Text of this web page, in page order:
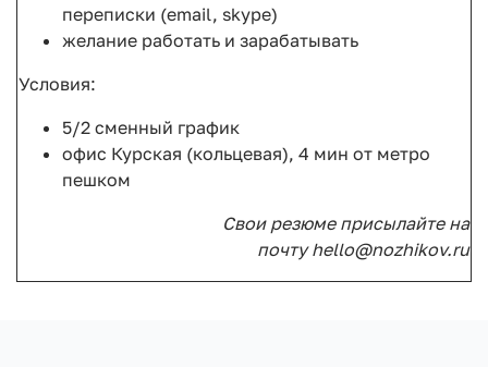
переписки (email, skype)
желание работать и зарабатывать
Условия:
5/2 сменный график
офис Курская (кольцевая), 4 мин от метро
пешком
Свои резюме присылайте на
почту hello@nozhikov.ru